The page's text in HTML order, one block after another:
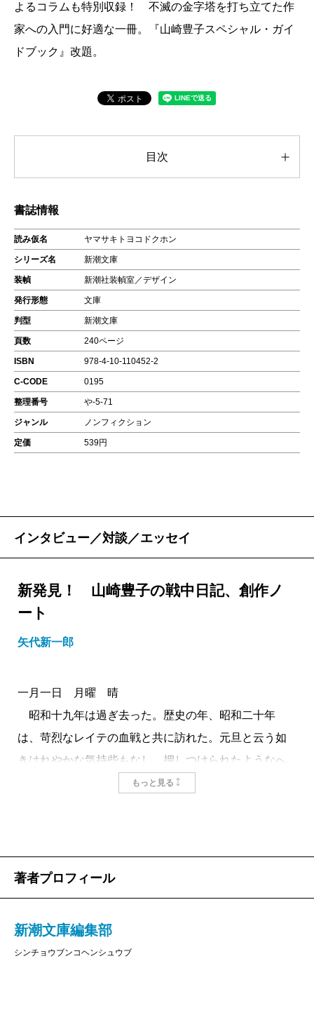
よるコラムも特別収録！ 不滅の金字塔を打ち立てた作
家への入門に好適な一冊。『山崎豊子スペシャル・ガイ
ドブック』改題。
目次
書誌情報
読み仮名 ヤマサキトヨコドクホン
シリーズ名 新潮文庫
装幀 新潮社装幀室／デザイン
発行形態 文庫
判型 新潮文庫
頁数 240ページ
ISBN 978-4-10-110452-2
C-CODE 0195
整理番号 や-5-71
ジャンル ノンフィクション
定価 539円
インタビュー／対談／エッセイ
新発見！ 山崎豊子の戦中日記、創作ノ
ート
矢代新一郎
一月一日 月曜 晴
昭和十九年は過ぎ去った。歴史の年、昭和二十年
は、苛烈なレイテの血戦と共に訪れた。元旦と云う如
きはれやかな気持些もなし。押しつけられたようなへ
んに息苦しい気持だ。戦況は新聞紙上に報道されるほ
集作業中のことである。デビュー作『
もっと見る
著者プロフィール
新潮文庫編集部
シンチョウブンコヘンシュウブ